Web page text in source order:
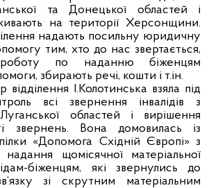
та Донецької областей і
на території Херсонщини.
надають посильну юридичну
тим, хто до нас звертається,
по наданню біженцям
збирають речі, кошти і т.ін.
відділення І.Колотинська взяла під
всі звернення інвалідів з
областей і вирішення
звернень. Вона домовилась із
«Допомога Східній Європі» з
щомісячної матеріальної
біженцям, які звернулись до
зі скрутним матеріальним